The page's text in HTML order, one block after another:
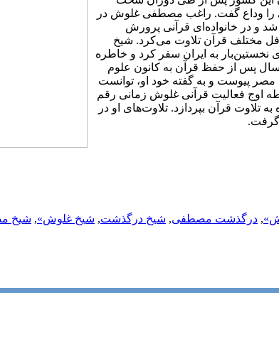
مصر دار فانی را وداع گفت. راغب مصطفی غلوش در
شد و در خانواده‌ای قرآنی پرورش
و از 16 سالگی با حضور در محافل مختلف قرآن تلاوت می‌کرد. شیخ
به ایران سفر کرد و خاطره
مصطفی چند سال پس از حفظ قرآن به کانون علوم
پیوست و به گفته خود او، توانست
اوج فعالیت قرآنی غلوش زمانی رقم
قرآن بپردازد. تلاوت‌های او در
گرفت.
, درگذشت مصطفی, شيخ درگذشت, شيخ غلوش», شيخ